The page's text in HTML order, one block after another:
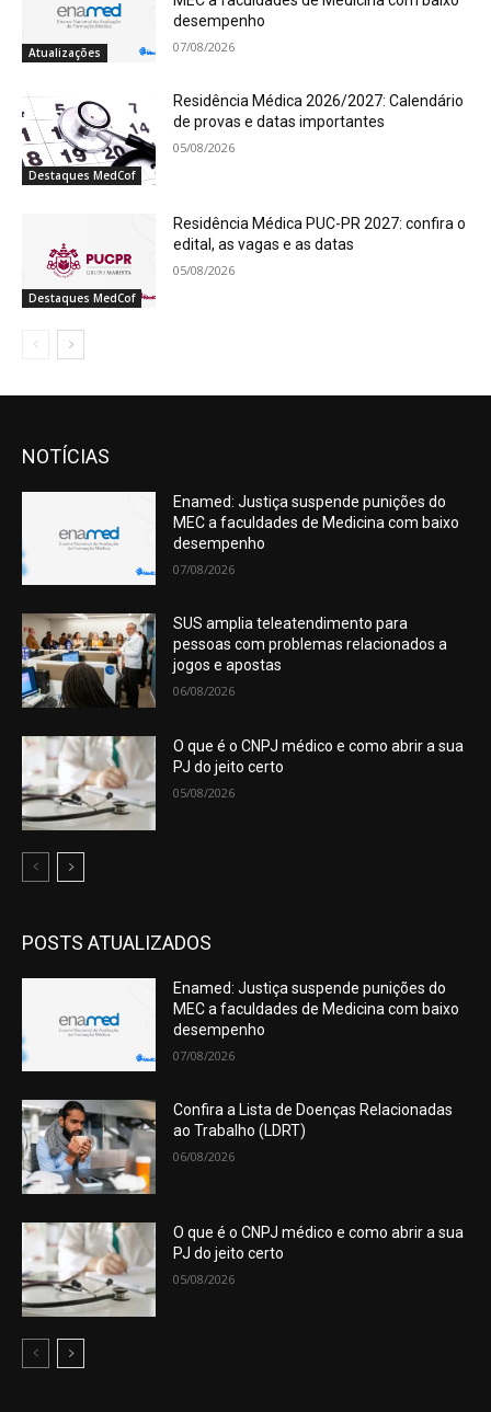
Atualizações
desempenho
07/08/2026
Destaques MedCof
Residência Médica 2026/2027: Calendário
de provas e datas importantes
05/08/2026
Destaques MedCof
Residência Médica PUC-PR 2027: confira o
edital, as vagas e as datas
05/08/2026
NOTÍCIAS
Enamed: Justiça suspende punições do
MEC a faculdades de Medicina com baixo
desempenho
07/08/2026
SUS amplia teleatendimento para
pessoas com problemas relacionados a
jogos e apostas
06/08/2026
O que é o CNPJ médico e como abrir a sua
PJ do jeito certo
05/08/2026
POSTS ATUALIZADOS
Enamed: Justiça suspende punições do
MEC a faculdades de Medicina com baixo
desempenho
07/08/2026
Confira a Lista de Doenças Relacionadas
ao Trabalho (LDRT)
06/08/2026
O que é o CNPJ médico e como abrir a sua
PJ do jeito certo
05/08/2026